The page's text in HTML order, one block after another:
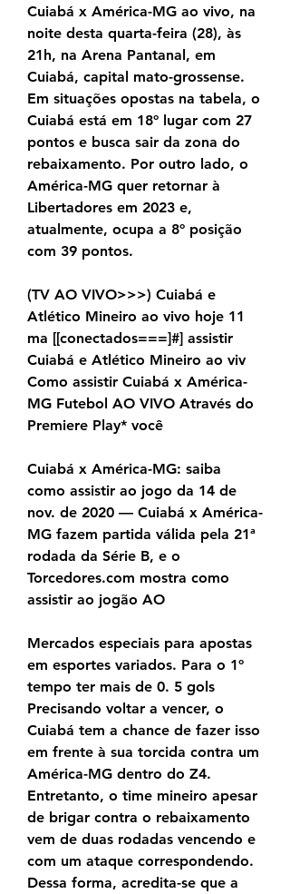
Cuiabá x América-MG ao vivo, na
noite desta quarta-feira (28), às
21h, na Arena Pantanal, em
Cuiabá, capital mato-grossense.
Em situações opostas na tabela, o
Cuiabá está em 18º lugar com 27
pontos e busca sair da zona do
rebaixamento. Por outro lado, o
América-MG quer retornar à
Libertadores em 2023 e,
atualmente, ocupa a 8º posição
com 39 pontos.
(TV AO VIVO>>>) Cuiabá e
Atlético Mineiro ao vivo hoje 11
ma [[conectados===]#] assistir
Cuiabá e Atlético Mineiro ao viv
Como assistir Cuiabá x América-
MG Futebol AO VIVO Através do
Premiere Play* você
Cuiabá x América-MG: saiba
como assistir ao jogo da 14 de
nov. de 2020 — Cuiabá x América-
MG fazem partida válida pela 21ª
rodada da Série B, e o
Torcedores.com mostra como
assistir ao jogão AO
Mercados especiais para apostas
em esportes variados. Para o 1º
tempo ter mais de 0. 5 gols
Precisando voltar a vencer, o
Cuiabá tem a chance de fazer isso
em frente à sua torcida contra um
América-MG dentro do Z4.
Entretanto, o time mineiro apesar
de brigar contra o rebaixamento
vem de duas rodadas vencendo e
com um ataque correspondendo.
Dessa forma, acredita-se que a